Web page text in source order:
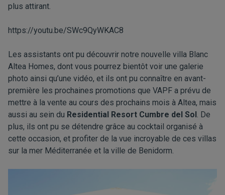
plus attirant.
https://youtu.be/SWc9QyWKAC8
Les assistants ont pu découvrir notre nouvelle villa Blanc
Altea Homes, dont vous pourrez bientôt voir une galerie
photo ainsi qu’une vidéo, et ils ont pu connaître en avant-
première les prochaines promotions que VAPF a prévu de
mettre à la vente au cours des prochains mois à Altea, mais
aussi au sein du Residential Resort Cumbre del Sol. De
plus, ils ont pu se détendre grâce au cocktail organisé à
cette occasion, et profiter de la vue incroyable de ces villas
sur la mer Méditerranée et la ville de Benidorm.